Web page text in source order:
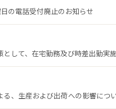
の電話受付廃止のお知らせ
して、在宅勤務及び時差出勤実
、生産および出荷への影響につ